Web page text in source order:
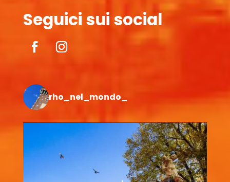
Seguici sui social
rho_nel_mondo_